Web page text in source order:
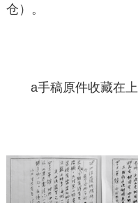
仓）。
a手稿原件收藏在